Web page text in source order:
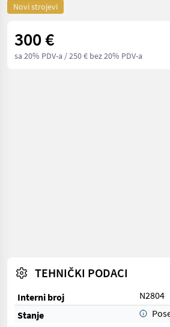
Novi strojevi
300 €
sa 20% PDV-a / 250 € bez 20% PDV-a
TEHNIČKI PODACI
Interni broj
N2804
Stanje